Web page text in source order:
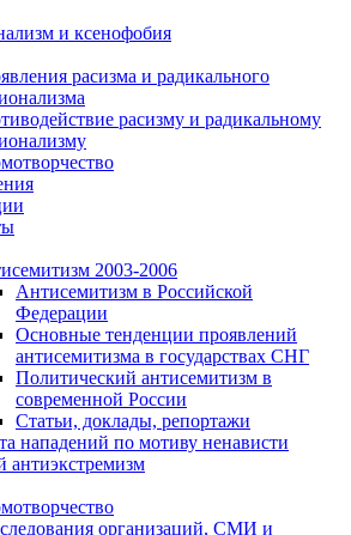
и ксенофобия
расизма и радикального
расизму и радикальному
2003-2006
Антисемитизм в Российской
Федерации
Основные тенденции проявлений
антисемитизма в государствах СНГ
Политический антисемитизм в
современной России
Статьи, доклады, репортажи
нападений по мотиву ненависти
организаций, СМИ и